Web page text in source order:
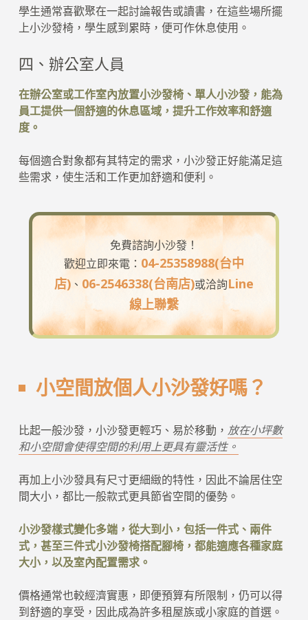
學生通常喜歡聚在一起討論報告或讀書，在這些場所擺
上小沙發椅，學生感到累時，便可作休息使用。
四、辦公室人員
在辦公室或工作室內放置小沙發椅、單人小沙發，能為
員工提供一個舒適的休息區域，提升工作效率和舒適
度。
每個適合對象都有其特定的需求，小沙發正好能滿足這
些需求，使生活和工作更加舒適和便利。
免費諮詢小沙發！
歡迎立即來電： 04-25358988(台中
店)、 06-2546338(台南店)或洽詢Line
線上聯繫
小空間放個人小沙發好嗎？
比起一般沙發，小沙發更輕巧、易於移動， 放在小坪數
和小空間會使得空間的利用上更具有靈活性。
再加上小沙發具有尺寸更細緻的特性，因此不論居住空
間大小，都比一般款式更具節省空間的優勢。
小沙發樣式變化多端，從大到小，包括一件式、兩件
式，甚至三件式小沙發椅搭配腳椅，都能適應各種家庭
大小，以及室內配置需求。
價格通常也較經濟實惠，即便預算有所限制，仍可以得
到舒適的享受，因此成為許多租屋族或小家庭的首選。